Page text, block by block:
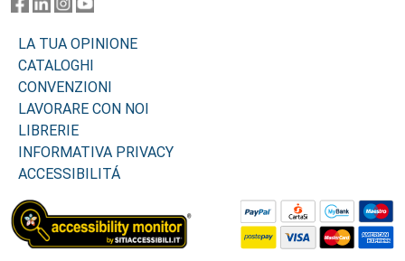
LA TUA OPINIONE
CATALOGHI
CONVENZIONI
LAVORARE CON NOI
LIBRERIE
INFORMATIVA PRIVACY
ACCESSIBILITÁ